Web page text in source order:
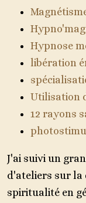
Hypnose
libération
Utilisation
12 rayons
J'ai suivi un
d'ateliers sur la
spiritualité en